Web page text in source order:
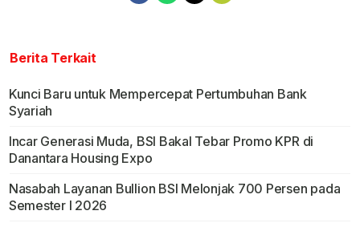
Berita Terkait
Kunci Baru untuk Mempercepat Pertumbuhan Bank
Syariah
Incar Generasi Muda, BSI Bakal Tebar Promo KPR di
Danantara Housing Expo
Nasabah Layanan Bullion BSI Melonjak 700 Persen pada
Semester I 2026